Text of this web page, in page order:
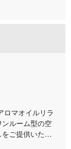
方に最適なサ
ります。 厳
流していくこ
す。 上質
ロマオイルリラ
ルーム型の空
ご提供いたし